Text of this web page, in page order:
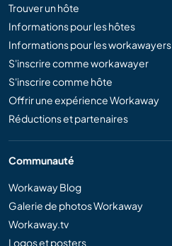
Trouver un hôte
Informations pour les hôtes
Informations pour les workawayers
S'inscrire comme workawayer
S'inscrire comme hôte
Offrir une expérience Workaway
Réductions et partenaires
Communauté
Workaway Blog
Galerie de photos Workaway
Workaway.tv
Logos et posters